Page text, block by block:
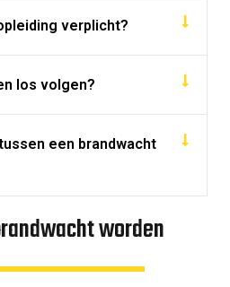
verplicht?
los volgen?
een brandwacht
worden